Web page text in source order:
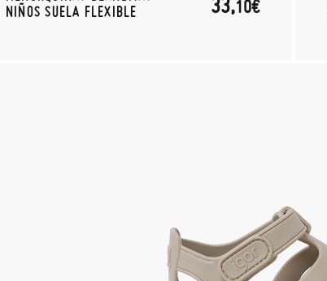
NIÑOS SUELA FLEXIBLE
10€